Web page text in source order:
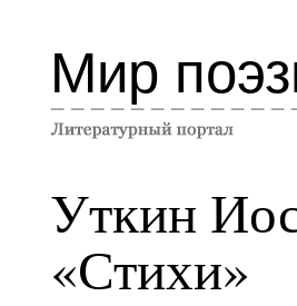
Мир
Уткин
«Стихи»